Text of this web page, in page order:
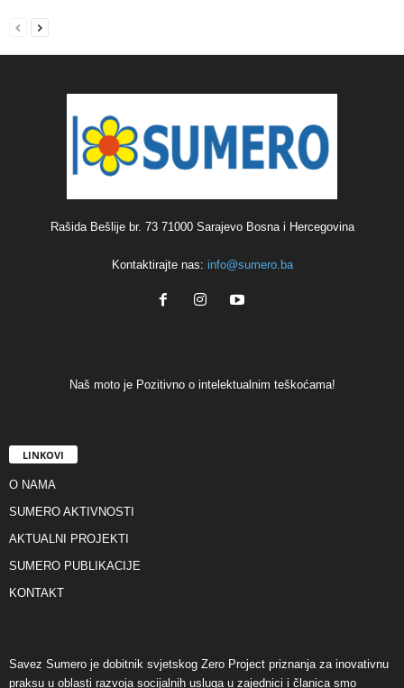
Rašida Bešlije br. 73 71000 Sarajevo Bosna i Hercegovina
Kontaktirajte nas: info@sumero.ba
Naš moto je Pozitivno o intelektualnim teškoćama!
LINKOVI
O NAMA
SUMERO AKTIVNOSTI
AKTUALNI PROJEKTI
SUMERO PUBLIKACIJE
KONTAKT
Savez Sumero je dobitnik svjetskog Zero Project priznanja za inovativnu
praksu u oblasti razvoja socijalnih usluga u zajednici i članica smo